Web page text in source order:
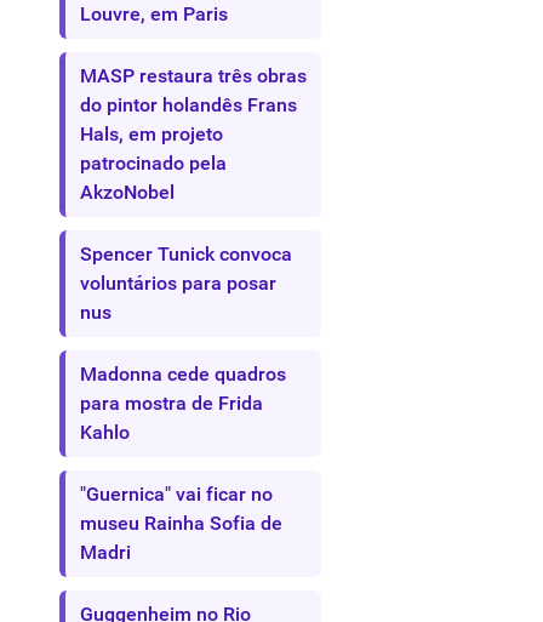
Louvre, em Paris
MASP restaura três obras
do pintor holandês Frans
Hals, em projeto
patrocinado pela
AkzoNobel
Spencer Tunick convoca
voluntários para posar
nus
Madonna cede quadros
para mostra de Frida
Kahlo
"Guernica" vai ficar no
museu Rainha Sofia de
Madri
Guggenheim no Rio